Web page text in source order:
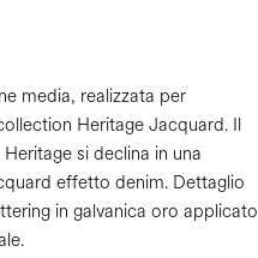
media, realizzata per
Heritage Jacquard. Il
si declina in una
effetto denim. Dettaglio
in galvanica oro applicato